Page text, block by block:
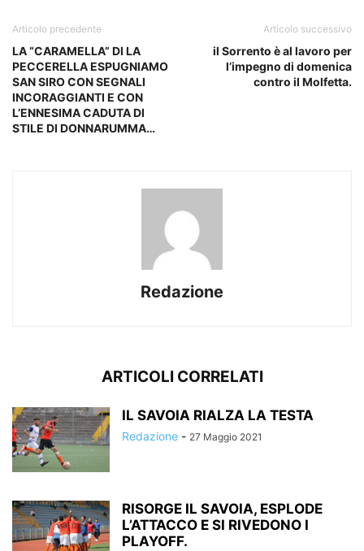
Articolo precedente
LA “CARAMELLA” DI LA
PECCERELLA ESPUGNIAMO
SAN SIRO CON SEGNALI
INCORAGGIANTI E CON
L’ENNESIMA CADUTA DI
STILE DI DONNARUMMA…
Articolo successivo
il Sorrento è al lavoro per
l’impegno di domenica
contro il Molfetta.
Redazione
ARTICOLI CORRELATI
IL SAVOIA RIALZA LA TESTA
Redazione - 27 Maggio 2021
RISORGE IL SAVOIA, ESPLODE
L’ATTACCO E SI RIVEDONO I
PLAYOFF.